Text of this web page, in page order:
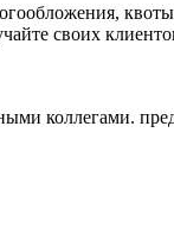
своих
коллегами.